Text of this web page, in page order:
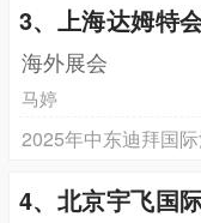
3、上海达姆特
海外展会
马婷
2025年中东迪拜国
4、北京宇飞国